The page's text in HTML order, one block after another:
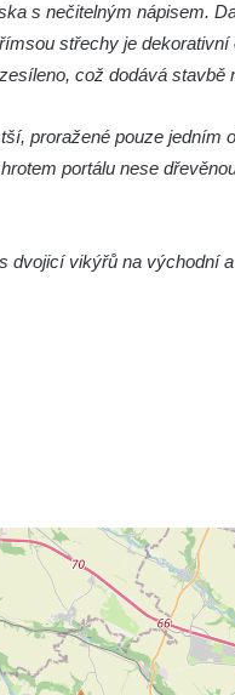
s nečitelným nápisem.
střechy je
což dodává stavbě
proražené pouze jedním
portálu nese
dvojicí vikýřů na východní